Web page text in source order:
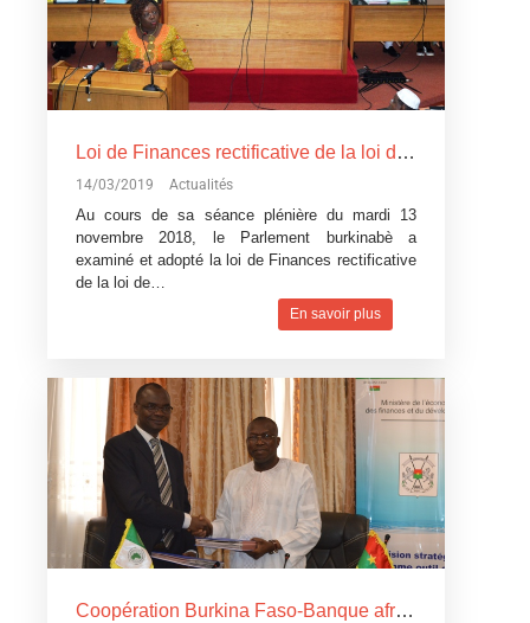
Loi de Finances rectificative de la loi de Finances pour l’exécution du budget 2018: Un réajustement pour tenir compte du contexte difficile
14/03/2019 Actualités
Au cours de sa séance plénière du mardi 13
novembre 2018, le Parlement burkinabè a
examiné et adopté la loi de Finances rectificative
de la loi de…
En savoir plus
Coopération Burkina Faso-Banque africaine de développement: La Banque africaine de développement accorde trois